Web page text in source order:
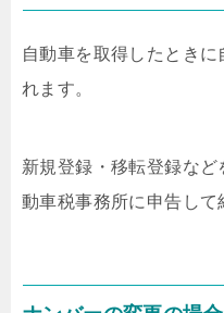
自動車を取得したとき
れます。
新規登録・移転登録な
動車税事務所に申告して